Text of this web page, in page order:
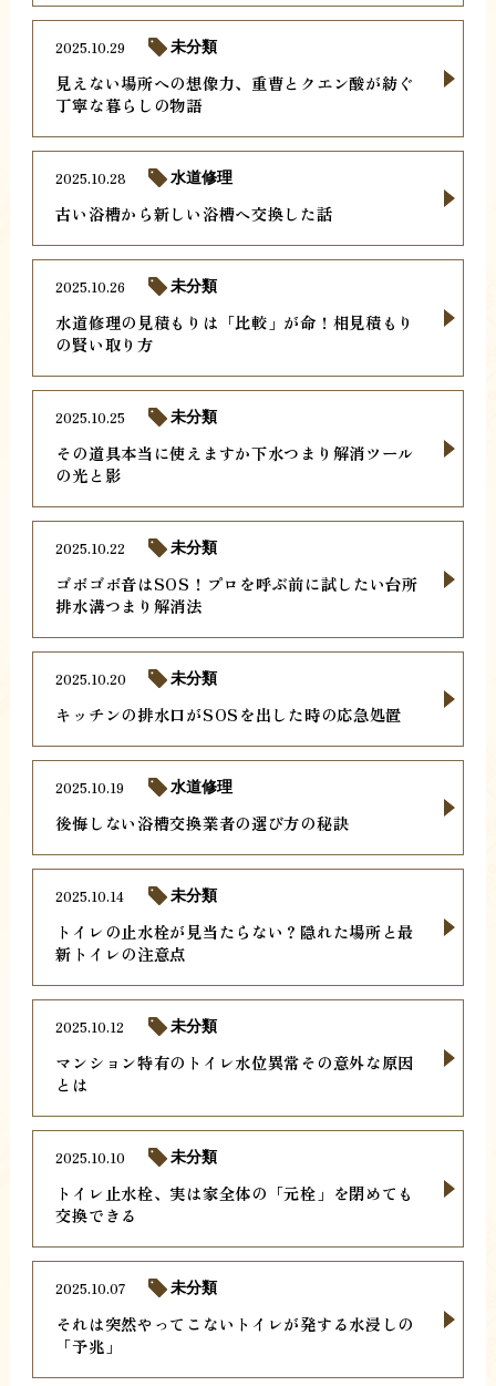
見えない場所への想像力、重曹とクエン酸が紡ぐ
丁寧な暮らしの物語
2025.10.29 未分類
古い浴槽から新しい浴槽へ交換した話
2025.10.28 水道修理
水道修理の見積もりは「比較」が命！相見積もり
の賢い取り方
2025.10.26 未分類
その道具本当に使えますか下水つまり解消ツール
の光と影
2025.10.25 未分類
ゴボゴボ音はSOS！プロを呼ぶ前に試したい台所
排水溝つまり解消法
2025.10.22 未分類
キッチンの排水口がSOSを出した時の応急処置
2025.10.20 未分類
後悔しない浴槽交換業者の選び方の秘訣
2025.10.19 水道修理
トイレの止水栓が見当たらない？隠れた場所と最
新トイレの注意点
2025.10.14 未分類
マンション特有のトイレ水位異常その意外な原因
とは
2025.10.12 未分類
トイレ止水栓、実は家全体の「元栓」を閉めても
交換できる
2025.10.10 未分類
それは突然やってこないトイレが発する水浸しの
「予兆」
2025.10.07 未分類